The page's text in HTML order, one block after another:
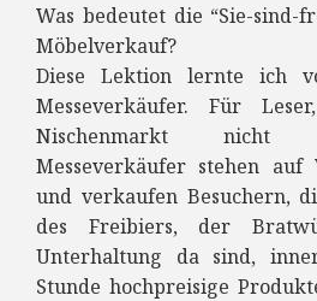
Was bedeutet die “Sie-sind-
Möbelverkauf?
Diese Lektion lernte ich
Messeverkäufer. Für
Nischenmarkt nicht
Messeverkäufer stehen auf
und verkaufen Besuchern,
des Freibiers, der
Unterhaltung da sind,
Stunde hochpreisige